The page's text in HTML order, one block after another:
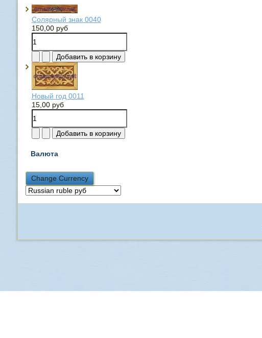
Солярный знак 0040
150,00 руб
Новый год 0011
15,00 руб
Валюта